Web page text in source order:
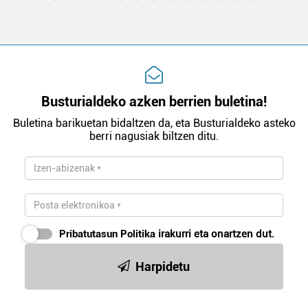
Busturialdeko azken berrien buletina!
Buletina barikuetan bidaltzen da, eta Busturialdeko asteko
berri nagusiak biltzen ditu.
Pribatutasun Politika irakurri eta onartzen dut.
Harpidetu